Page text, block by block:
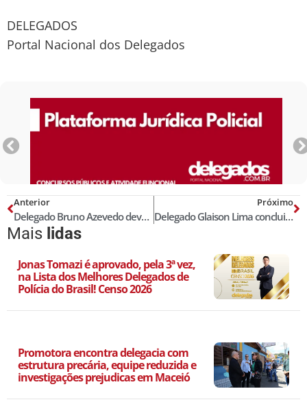
DELEGADOS
Portal Nacional dos Delegados
Anterior
Delegado Bruno Azevedo deve ser o novo secretário da Segurança Pública do Tocantins
Próximo
Delegado Glaison Lima conclui Doutorado com nota máxima e distinção Cum Laude
Mais lidas
Jonas Tomazi é aprovado, pela 3ª vez,
na Lista dos Melhores Delegados de
Polícia do Brasil! Censo 2026
Promotora encontra delegacia com
estrutura precária, equipe reduzida e
investigações prejudicas em Maceió